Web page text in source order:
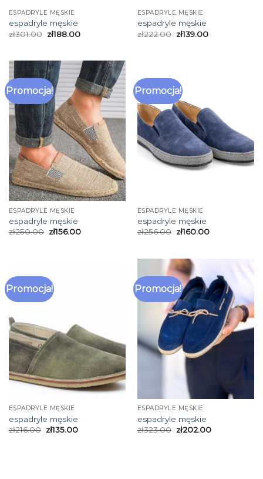
ESPADRYLE MĘSKIE
espadryle męskie
zł301.00 zł188.00
ESPADRYLE MĘSKIE
espadryle męskie
zł222.00 zł139.00
Promocja!
ESPADRYLE MĘSKIE
espadryle męskie
zł250.00 zł156.00
Promocja!
ESPADRYLE MĘSKIE
espadryle męskie
zł256.00 zł160.00
Promocja!
ESPADRYLE MĘSKIE
espadryle męskie
zł216.00 zł135.00
Promocja!
ESPADRYLE MĘSKIE
espadryle męskie
zł323.00 zł202.00